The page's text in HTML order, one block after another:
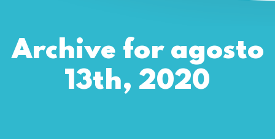
Archive for agosto
13th, 2020